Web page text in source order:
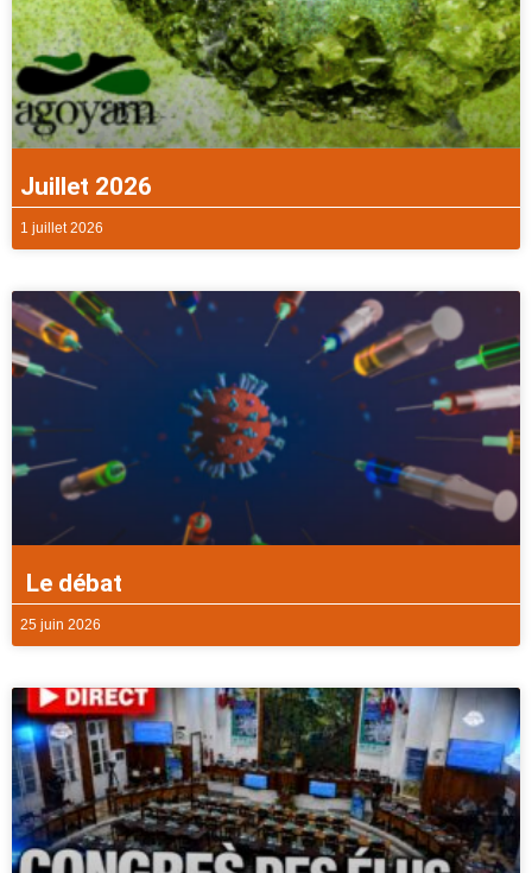
Juillet 2026
1 juillet 2026
Le débat
25 juin 2026